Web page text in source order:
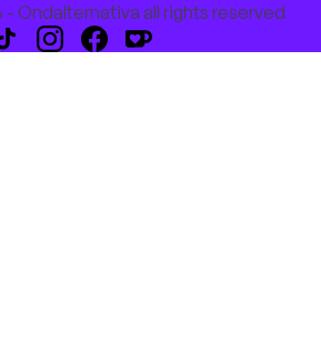
Ondalternativa all rights reserved